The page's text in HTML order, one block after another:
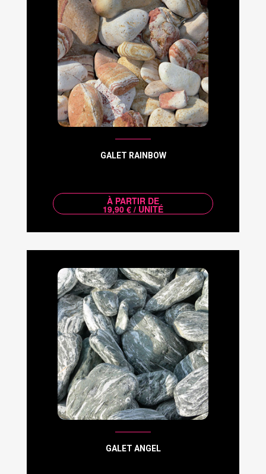
GALET RAINBOW
À PARTIR DE
19,90 € / UNITÉ
GALET ANGEL